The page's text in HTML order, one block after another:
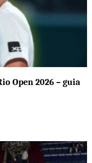
Open 2026 – guia